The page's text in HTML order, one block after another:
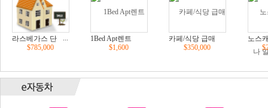
...
라스베가스 단
독주택 매매
$785,000
1Bed Apt렌트
$1,600
카페/식당 급매
$350,000
노스
일식